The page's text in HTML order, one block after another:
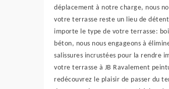
déplacement à notre charge, nous
votre terrasse reste un lieu de
importe le type de votre terrasse:
béton, nous nous engageons à
salissures incrustées pour la rendre
votre terrasse à JB Ravalement
redécouvrez le plaisir de passer du